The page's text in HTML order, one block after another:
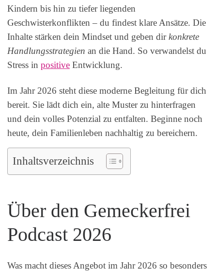
Kindern bis hin zu tiefer liegenden
Geschwisterkonflikten – du findest klare Ansätze. Die
Inhalte stärken dein Mindset und geben dirkonkrete
Handlungsstrategien an die Hand. So verwandelst du
Stress in positive Entwicklung.
Im Jahr 2026 steht diese moderne Begleitung für dich
bereit. Sie lädt dich ein, alte Muster zu hinterfragen
und dein volles Potenzial zu entfalten. Beginne noch
heute, dein Familienleben nachhaltig zu bereichern.
Inhaltsverzeichnis
Über den Gemeckerfrei
Podcast 2026
Was macht dieses Angebot im Jahr 2026 so besonders